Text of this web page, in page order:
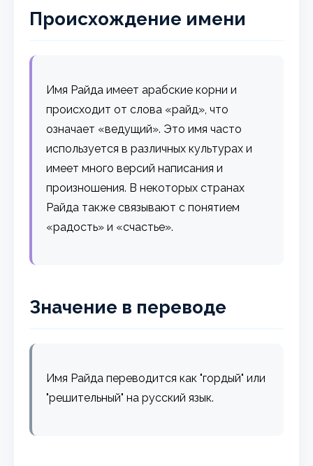
Происхождение имени
Имя Райда имеет арабские корни и
происходит от слова «райд», что
означает «ведущий». Это имя часто
используется в различных культурах и
имеет много версий написания и
произношения. В некоторых странах
Райда также связывают с понятием
«радость» и «счастье».
Значение в переводе
Имя Райда переводится как "гордый" или
"решительный" на русский язык.